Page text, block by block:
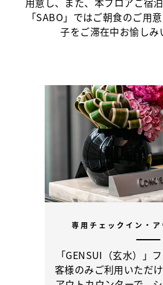
「SABO」ではご朝食のご用
子をご滞在中お愉しみ
専用チェックイン・
「GENSUI（玄水）」
客様のみご利用いただ